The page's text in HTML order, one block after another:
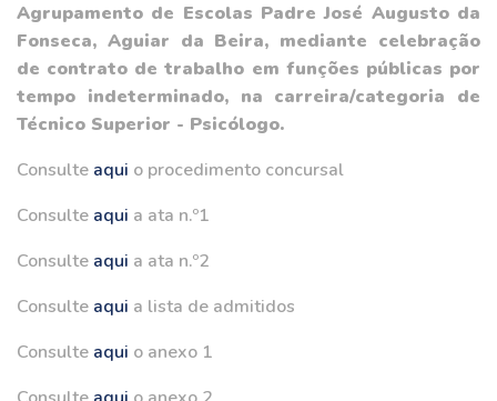
Agrupamento de Escolas Padre José Augusto da
Fonseca, Aguiar da Beira, mediante celebração
de contrato de trabalho em funções públicas por
tempo indeterminado, na carreira/categoria de
Técnico Superior - Psicólogo.
Consulte aqui o procedimento concursal
Consulte aqui a ata n.º1
Consulte aqui a ata n.º2
Consulte aqui a lista de admitidos
Consulte aqui o anexo 1